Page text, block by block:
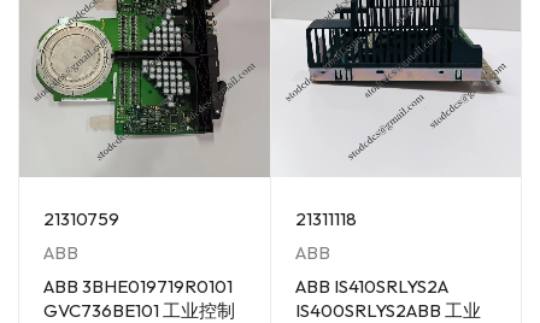
21310759
ABB
ABB 3BHE019719R0101
GVC736BE101 工业控制
21311118
ABB
ABB IS410SRLYS2A
IS400SRLYS2ABB 工业